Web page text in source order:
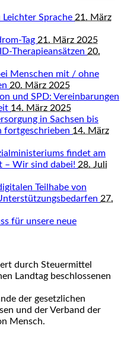
Sprache 21. März
Tag 21. März 2025
Therapieansätzen 20.
Menschen mit / ohne
20. März 2025
und SPD: Vereinbarungen
14. März 2025
in Sachsen bis
fortgeschrieben 14. März
findet am
– Wir sind dabei! 28. Juli
Teilhabe von
27.
für unsere neue
durch Steuermittel
Landtag beschlossenen
der gesetzlichen
und der Verband der
Mensch.